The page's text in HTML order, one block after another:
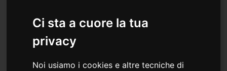
Ci sta a cuore la tua
privacy
Noi usiamo i cookies e altre tecniche di